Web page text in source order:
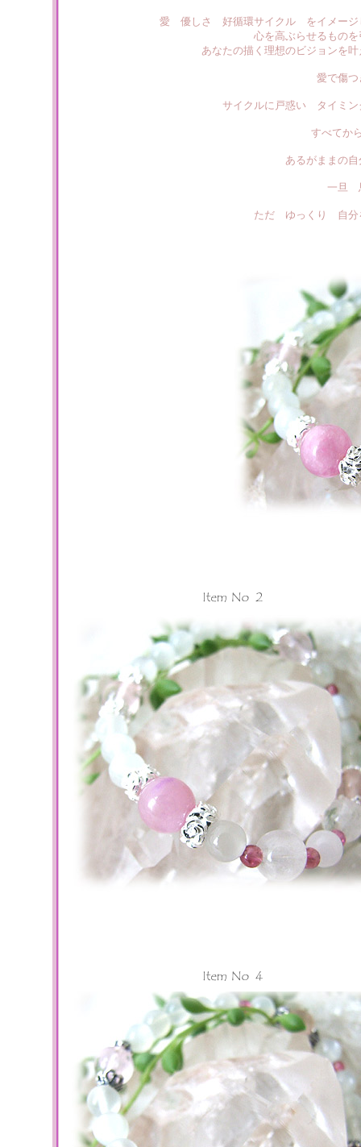
愛 優しさ 好循環サイクル をイメージ
心を高ぶらせるもの
あなたの描く理想のビジョンを
愛で傷
サイクルに戸惑い タイミン
すべてか
あるがままの
一旦
ただ ゆっくり 自分